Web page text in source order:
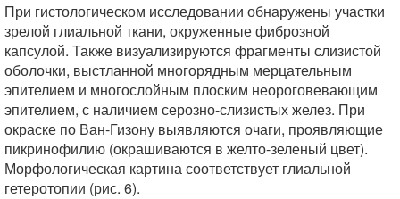
При гистологическом исследовании обнаружены участки
зрелой глиальной ткани, окруженные фиброзной
капсулой. Также визуализируются фрагменты слизистой
оболочки, выстланной многорядным мерцательным
эпителием и многослойным плоским неороговевающим
эпителием, с наличием серозно-слизистых желез. При
окраске по Ван-Гизону выявляются очаги, проявляющие
пикринофилию (окрашиваются в желто-зеленый цвет).
Морфологическая картина соответствует глиальной
гетеротопии (рис. 6).